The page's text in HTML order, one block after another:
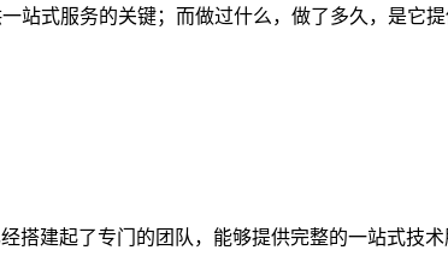
式服务的关键；而做过什么，做了多久，是它
搭建起了专门的团队，能够提供完整的一站式技术